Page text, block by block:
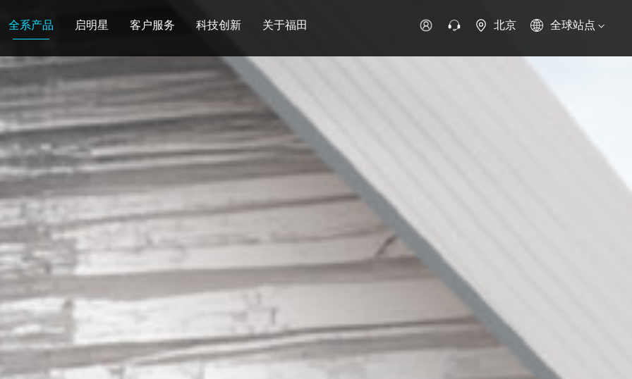
全系产品 启明星 客户服务 科技创新 关于福田 全球站点
北京
风景 卡文 福田皮卡 普罗科
欧马可Z 卡文乐途 奥铃极电
忧 配件业务 爱车宝典 后市场生态 新能源生态
局 研发实力 智能制造 智能驾驶 数字科技
走进福田 投资者关系 招采平台 人才招聘 可持续发展